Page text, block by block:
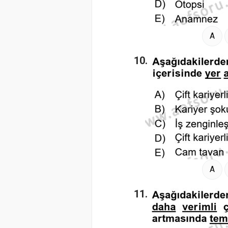
A
10.
A
11.